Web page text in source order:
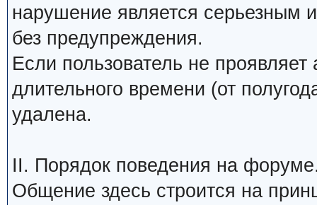
нарушение является серьезным
без предупреждения.
Если пользователь не
длительного времени (от
удалена.
II. Порядок поведения на
Общение здесь строится на